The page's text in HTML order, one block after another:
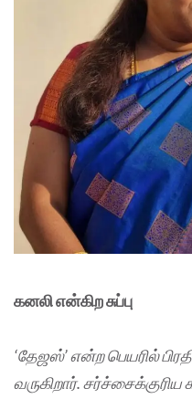
கனலி என்கிற சுப்பு
‘தேஜஸ்’ என்ற பெயரில்
வருகிறார்.